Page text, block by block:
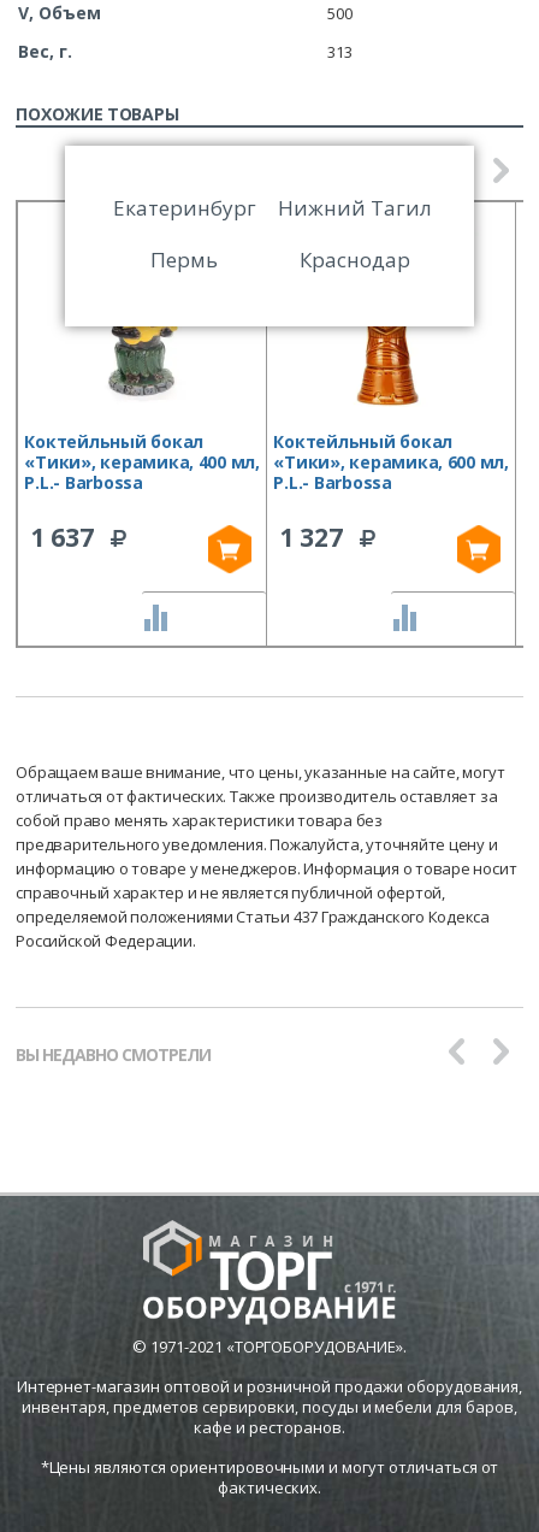
V, Объем 500
Вес, г. 313
ПОХОЖИЕ ТОВАРЫ
Коктейльный бокал
«Тики», керамика, 400 мл,
P.L.- Barbossa
1 637
Коктейльный бокал
«Тики», керамика, 600 мл,
P.L.- Barbossa
1 327
Обращаем ваше внимание, что цены, указанные на сайте, могут
отличаться от фактических. Также производитель оставляет за
собой право менять характеристики товара без
предварительного уведомления. Пожалуйста, уточняйте цену и
информацию о товаре у менеджеров. Информация о товаре носит
справочный характер и не является публичной офертой,
определяемой положениями Статьи 437 Гражданского Кодекса
Российской Федерации.
ВЫ НЕДАВНО СМОТРЕЛИ
© 1971-2021 «ТОРГОБОРУДОВАНИЕ».
Интернет-магазин оптовой и розничной продажи оборудования,
инвентаря, предметов сервировки, посуды и мебели для баров,
кафе и ресторанов.
*Цены являются ориентировочными и могут отличаться от
фактических.
Екатеринбург
Нижний Тагил
Пермь
Краснодар